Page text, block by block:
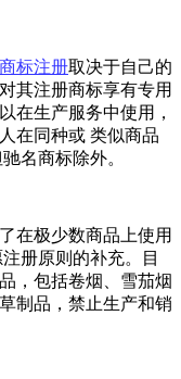
商标注册取决于自己的
其注册商标享有专用
在生产服务中使用，
在同种或 类似商品
名商标除外。
在极少数商品上使用
册原则的补充。目
，包括卷烟、雪茄烟
制品，禁止生产和销